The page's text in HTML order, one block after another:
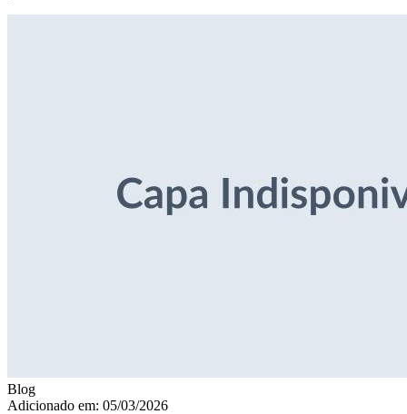
Blog
Adicionado em: 05/03/2026